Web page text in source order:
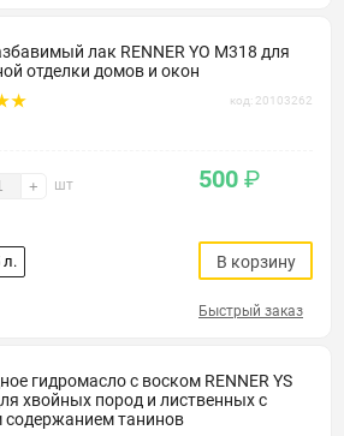
лак RENNER YO М318 для
отделки домов и окон
код: 20103262
+ шт
л.
500 ₽
В корзину
Быстрый заказ
гидромасло с воском RENNER YS
хвойных пород и лиственных с
содержанием танинов